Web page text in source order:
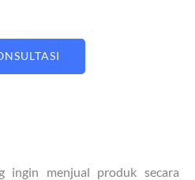
ingin menjual produk secara